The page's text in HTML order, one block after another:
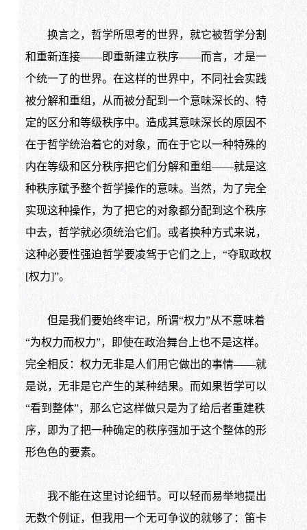
换言之，哲学所思考的世界，就它被哲学分割
和重新连接——即重新建立秩序——而言，才是一
个统一了的世界。在这样的世界中，不同社会实践
被分解和重组，从而被分配到一个意味深长的、特
定的区分和等级秩序中。造成其意味深长的原因不
在于哲学统治着它的对象，而在于它以一种特殊的
内在等级和区分秩序把它们分解和重组——就是这
种秩序赋予整个哲学操作的意味。当然，为了完全
实现这种操作，为了把它的对象都分配到这个秩序
中去，哲学就必须统治它们。或者换种方式来说，
这种必要性强迫哲学要凌驾于它们之上，“夺取政权
[权力]”。
但是我们要始终牢记，所谓“权力”从不意味着
“为权力而权力”，即使在政治舞台上也不是这样。
完全相反：权力无非是人们用它做出的事情——就
是说，无非是它产生的某种结果。而如果哲学可以
“看到整体”，那么它这样做只是为了给后者重建秩
序，即为了把一种确定的秩序强加于这个整体的形
形色色的要素。
我不能在这里讨论细节。可以轻而易举地提出
无数个例证，但我用一个无可争议的就够了：笛卡